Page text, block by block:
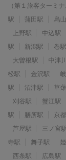
（第１旅客ターミ
駅
蒲田駅 烏
上野駅
中込駅
駅
新潟駅 巻駅
大曽根駅
中津
松駅
金沢駅
駅
沼津駅 草
刈谷駅
蟹江駅
駅
膳所駅 京
芦屋駅
三ノ宮
寺駅
舞子駅
西条駅
広島駅